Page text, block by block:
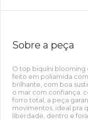
Sobre a peça
O top biquíni blooming
feito em poliamida
brilhante, com boa
o mar com confiança.
forro total, a peça
movimentos. ideal pra
liberdade, dentro e fora